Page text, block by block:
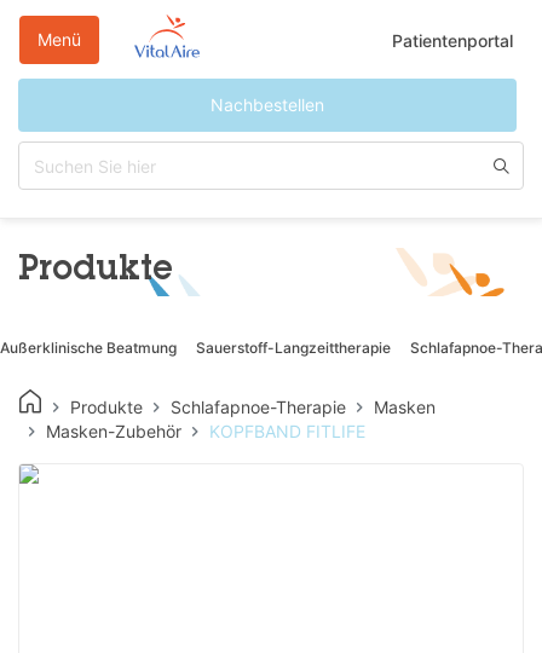
Patientenportal
Nachbestellen
Menü
Produkte
Außerklinische Beatmung Sauerstoff-Langzeittherapie Schlafapnoe-
Produkte Schlafapnoe-Therapie
Masken
Masken-Zubehör
KOPFBAND FITLIFE